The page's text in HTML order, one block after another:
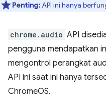
Penting:API ini hanya
chrome.audio API
pengguna mendapatkan
mengontrol perangkat
API ini saat ini hanya
ChromeOS.